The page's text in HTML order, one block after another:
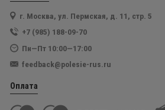
г. Москва, ул. Пермская, д. 11, стр. 5
+7 (985) 188-09-70
Пн—Пт 10:00—17:00
feedback@polesie-rus.ru
Оплата